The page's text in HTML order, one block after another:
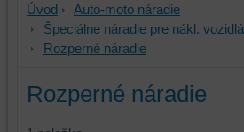
Úvod
Auto-moto náradie
Špeciálne náradie pre nákl. vozidlá
Rozperné náradie
Rozperné náradie